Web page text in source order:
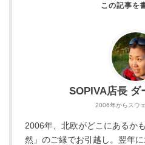
SOPIVA店長 ダ
2006年からスウ
2006年、北欧がどこにあるか
然」のご縁でお引越し。翌年